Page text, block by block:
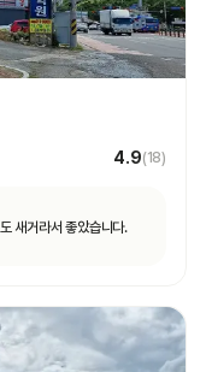
4.9(18)
새거라서 좋았습니다.